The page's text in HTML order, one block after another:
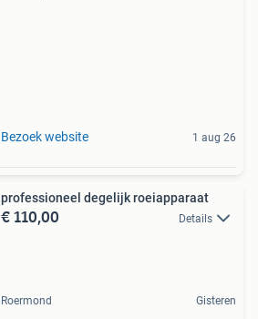
Bezoek website 1 aug 26
professioneel degelijk roeiapparaat
€ 110,00 Details
Roermond Gisteren